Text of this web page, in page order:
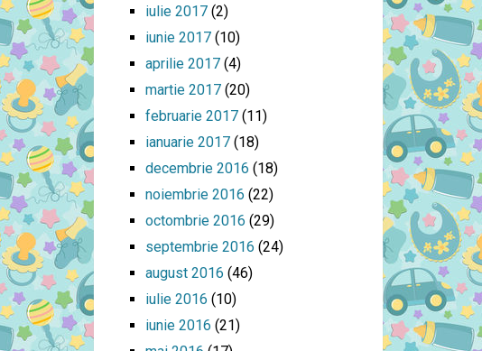
iulie 2017 (2)
iunie 2017 (10)
aprilie 2017 (4)
martie 2017 (20)
februarie 2017 (11)
ianuarie 2017 (18)
decembrie 2016 (18)
noiembrie 2016 (22)
octombrie 2016 (29)
septembrie 2016 (24)
august 2016 (46)
iulie 2016 (10)
iunie 2016 (21)